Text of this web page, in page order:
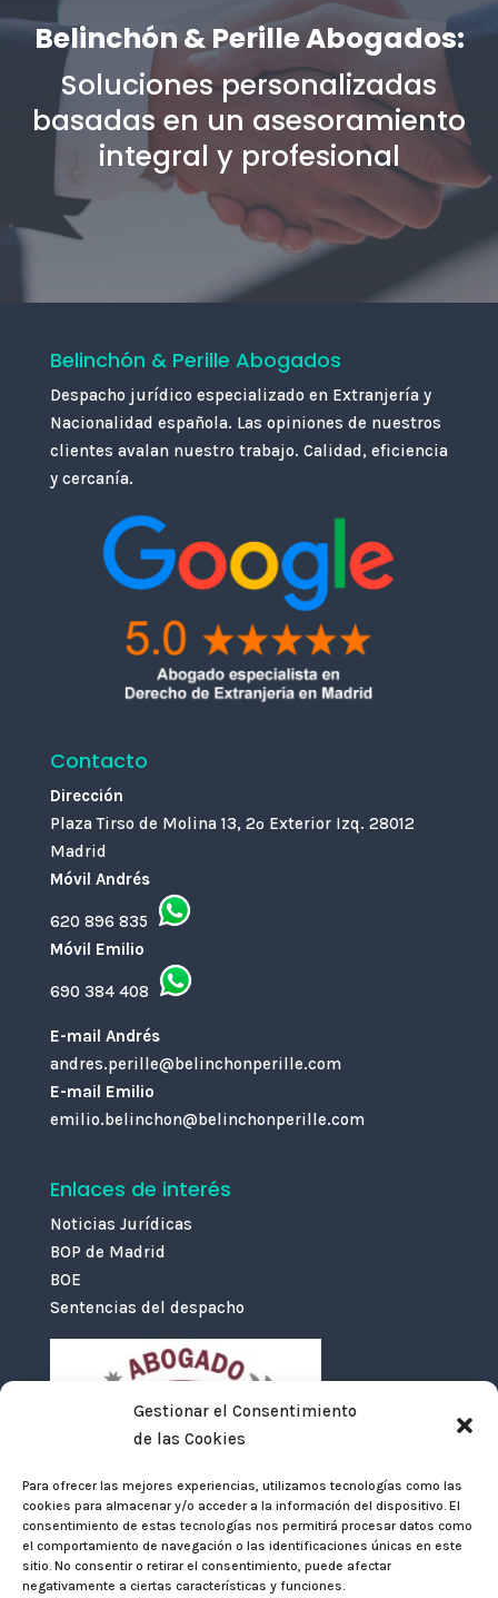
Gestionar el Consentimiento
de las Cookies
Para ofrecer las mejores experiencias, utilizamos tecnologías como las
cookies para almacenar y/o acceder a la información del dispositivo. El
consentimiento de estas tecnologías nos permitirá procesar datos como
el comportamiento de navegación o las identificaciones únicas en este
sitio. No consentir o retirar el consentimiento, puede afectar
negativamente a ciertas características y funciones.
Belinchón & Perille Abogados:
Soluciones personalizadas
basadas en un asesoramiento
integral y profesional
Belinchón & Perille Abogados
Despacho jurídico especializado en Extranjería y
Nacionalidad española. Las opiniones de nuestros
clientes avalan nuestro trabajo. Calidad, eficiencia
y cercanía.
Contacto
Dirección
Plaza Tirso de Molina 13, 2º Exterior Izq. 28012
Madrid
Móvil Andrés
620 896 835
Móvil Emilio
690 384 408
E-mail Andrés
andres.perille@belinchonperille.com
E-mail Emilio
emilio.belinchon@belinchonperille.com
Enlaces de interés
Noticias Jurídicas
BOP de Madrid
BOE
Sentencias del despacho